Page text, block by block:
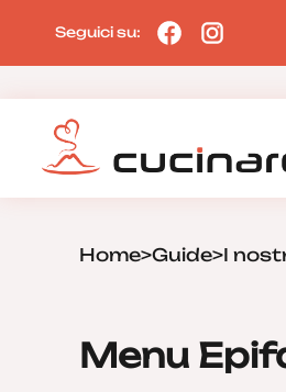
Seguici su:
Home>Guide>I
Menu